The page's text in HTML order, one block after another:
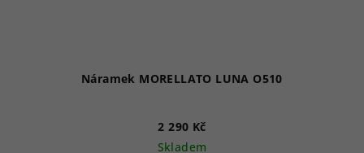
Náramek MORELLATO LUNA O510
2 290 Kč
Skladem